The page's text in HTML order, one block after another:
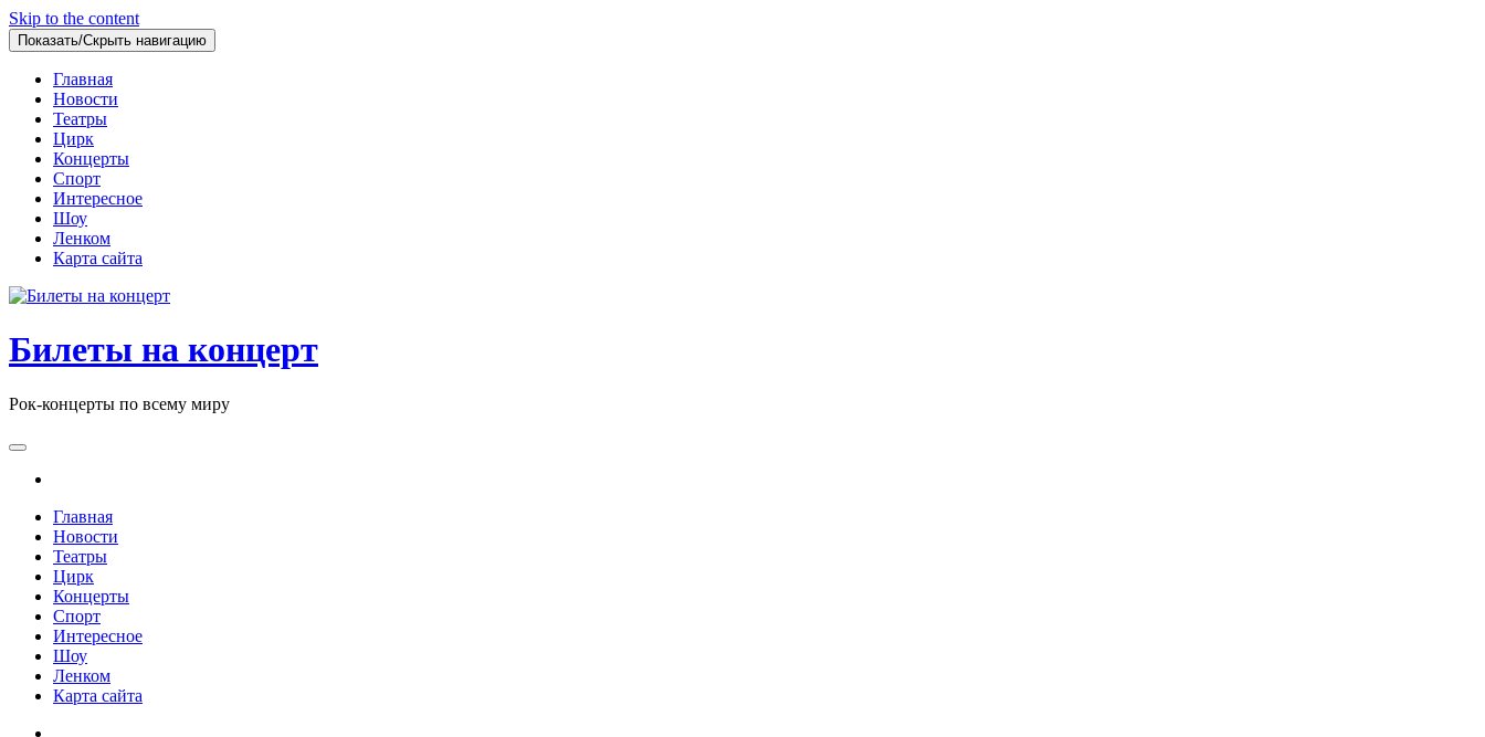
Skip to the content
Показать/Скрыть навигацию
Главная
Новости
Театры
Цирк
Концерты
Спорт
Интересное
Шоу
Ленком
Карта сайта
Билеты на концерт
Рок-концерты по всему миру
Главная
Новости
Театры
Цирк
Концерты
Спорт
Интересное
Шоу
Ленком
Карта сайта